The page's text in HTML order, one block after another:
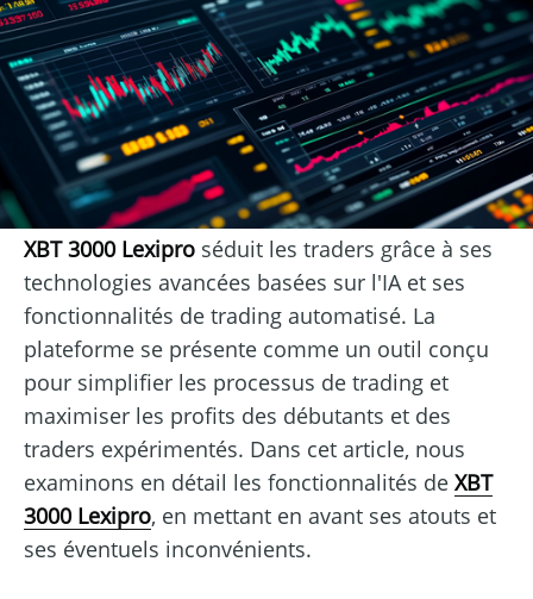
XBT 3000 Lexipro séduit les traders grâce à ses
technologies avancées basées sur l'IA et ses
fonctionnalités de trading automatisé. La
plateforme se présente comme un outil conçu
pour simplifier les processus de trading et
maximiser les profits des débutants et des
traders expérimentés. Dans cet article, nous
examinons en détail les fonctionnalités de XBT
3000 Lexipro, en mettant en avant ses atouts et
ses éventuels inconvénients.